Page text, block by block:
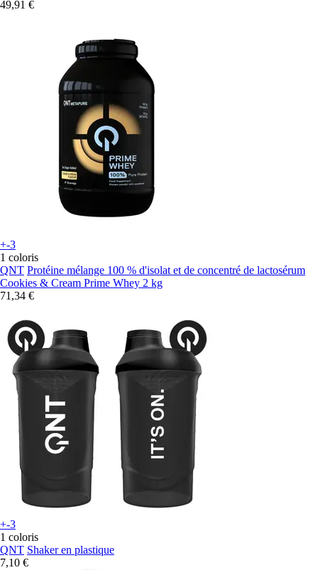
49,91 €
+-3
1 coloris
QNT Protéine mélange 100 % d'isolat et de concentré de lactosérum
Cookies & Cream Prime Whey 2 kg
71,34 €
+-3
1 coloris
QNT Shaker en plastique
7,10 €